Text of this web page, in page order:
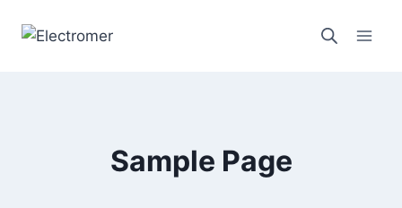
Sample Page